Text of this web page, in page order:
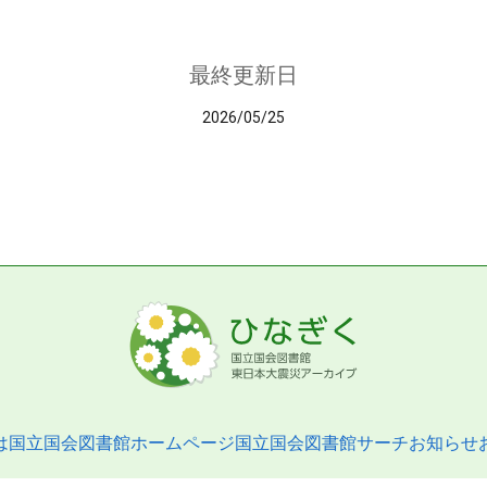
最終更新日
2026/05/25
国立国会図書館ホームページ国立国会図書館サーチお知らせ